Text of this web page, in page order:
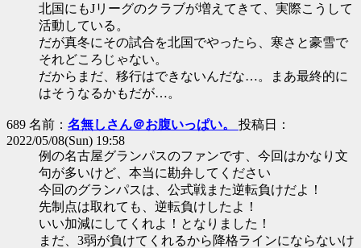
北国にもJリーグのクラブが増えてきて、実際こうして
活動している。
だが真冬にその試合を北国でやったら、寒さと豪雪で
それどころじゃない。
だからまだ、移行はできないんだな…。まあ最終的に
はそうなるかもだが…。
689 名前： 名無しさん＠お腹いっぱい。 投稿日：
2022/05/08(Sun) 19:58
例の名古屋グランパスのファンです、今回はかなり文
句が多いけど、本当に勘弁してください
今回のグランパスは、公式戦また逆転負けだよ！
先制点は取れても、逆転負けしたよ！
いい加減にしてくれよ！となりました！
まだ、3弱が負けてくれるから降格ラインにならないけ